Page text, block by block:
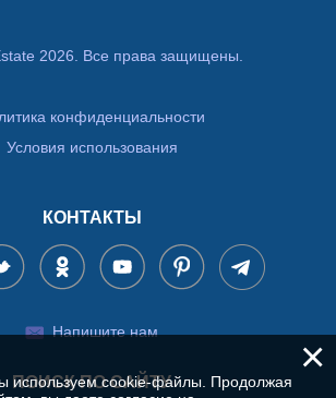
2026. Все права защищены.
конфиденциальности
Условия использования
КОНТАКТЫ
Напишите нам
ПОИСК ПО САЙТУ
×
используем cookie-файлы. Продолжая